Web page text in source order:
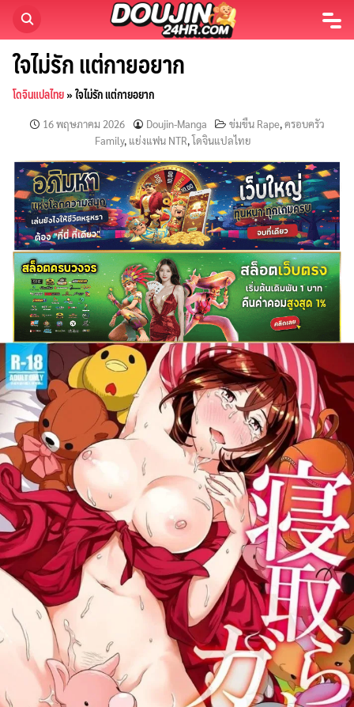
content
ใจไม่รัก แต่กายอยาก
โดจินแปลไทย»ใจไม่รัก แต่กายอยาก
16 พฤษภาคม 2026 Doujin-Manga ข่มขืน Rape,ครอบครัว
Family, แย่งแฟน NTR,โดจินแปลไทย